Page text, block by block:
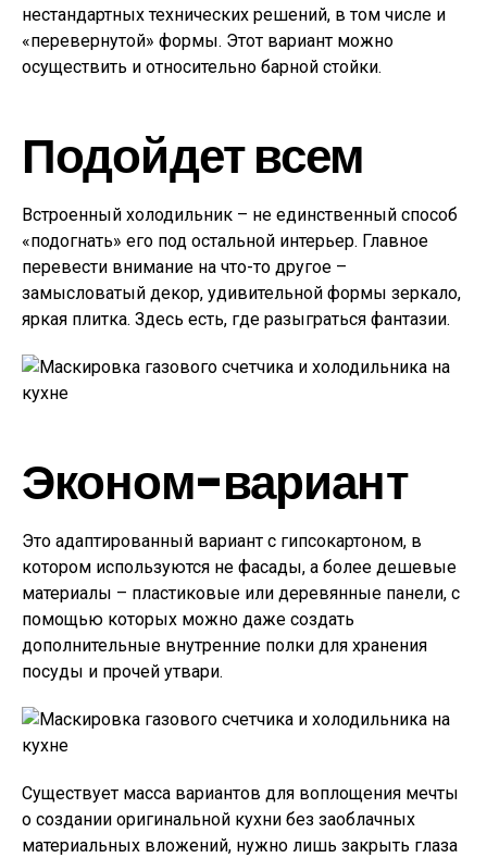
нестандартных технических решений, в том числе и
«перевернутой» формы. Этот вариант можно
осуществить и относительно барной стойки.
Подойдет всем
Встроенный холодильник – не единственный способ
«подогнать» его под остальной интерьер. Главное
перевести внимание на что-то другое –
замысловатый декор, удивительной формы зеркало,
яркая плитка. Здесь есть, где разыграться фантазии.
Эконом-вариант
Это адаптированный вариант с гипсокартоном, в
котором используются не фасады, а более дешевые
материалы – пластиковые или деревянные панели, с
помощью которых можно даже создать
дополнительные внутренние полки для хранения
посуды и прочей утвари.
Существует масса вариантов для воплощения мечты
о создании оригинальной кухни без заоблачных
материальных вложений, нужно лишь закрыть глаза